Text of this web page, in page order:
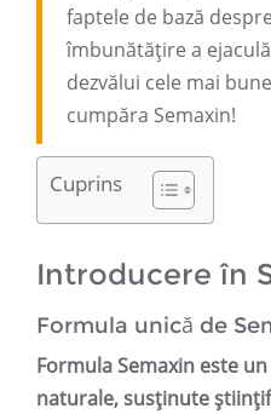
faptele de bază
îmbunătățire a
dezvălui cele mai
cumpăra Semaxin!
Cuprins
Introducere în
Formula unică de
Formula Semaxin este
naturale, susținute